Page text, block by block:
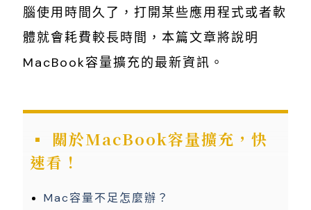
腦使用時間久了，打開某些應用程式或者軟
體就會耗費較長時間，本篇文章將說明
MacBook容量擴充的最新資訊。
關於MacBook容量擴充，快
速看！
Mac容量不足怎麼辦？